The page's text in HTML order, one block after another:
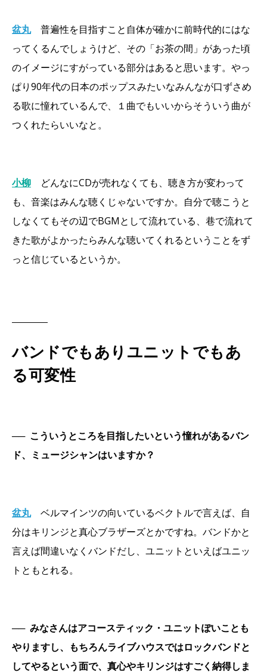
盆丸
普遍性を目指すこと自体が確かに前時代的にはな
ってくるんでしょうけど、その「お茶の間」があった頃
のイメージにすがっている部分はあると思います。やっ
ぱり90年代の日本のポップスみたいなみんなが口ずさめ
る歌に憧れているんで、１曲でもいいからそういう曲が
つくれたらいいなと。
小柳
どんなにCDが売れなくても、聴き方が変わって
も、音楽はみんな聴くじゃないですか。自分で聴こうと
しなくてもその辺でBGMとして流れている、巷で流れて
きた歌がよかったらみんな聴いてくれるということをず
っと信じているというか。
バンドでもありユニットでもあ
る可変性
── こういうところを目指したいという憧れがあるバン
ド、ミュージシャンはいますか？
盆丸
ベルマインツの向いているベクトルで言えば、自
分はキリンジと真心ブラザーズとかですね。バンドかと
言えば間違いなくバンドだし、ユニットといえばユニッ
トともとれる。
── みなさんはアコースティック・ユニットぽいことも
やりますし、もちろんライブハウスではロックバンドと
してやるという面で、真心やキリンジはすごく納得しま